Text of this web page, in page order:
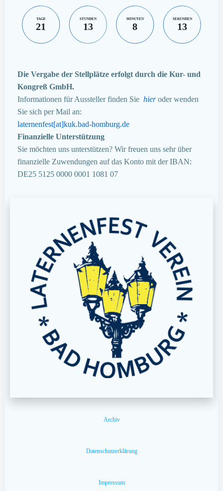
TAGE
21
STUNDEN
13
MINUTEN
8
SEKUNDEN
12
Die Vergabe der Stellplätze erfolgt durch die Kur- und
Kongreß GmbH.
Informationen für Aussteller finden Sie hieroder wenden
Sie sich per Mail an:
laternenfest[at]kuk.bad-homburg.de
Finanzielle Unterstützung
Sie möchten uns unterstützen? Wir freuen uns sehr über
finanzielle Zuwendungen auf das Konto mit der IBAN:
DE25 5125 0000 0001 1081 07
Archiv
Datenschutzerklärung
Impressum